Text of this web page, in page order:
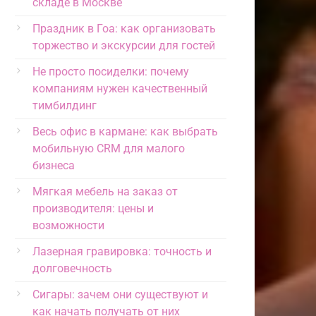
Праздник в Гоа: как организовать
торжество и экскурсии для гостей
Не просто посиделки: почему
компаниям нужен качественный
тимбилдинг
Весь офис в кармане: как выбрать
мобильную CRM для малого
бизнеса
Мягкая мебель на заказ от
производителя: цены и
возможности
Лазерная гравировка: точность и
долговечность
Сигары: зачем они существуют и
как начать получать от них